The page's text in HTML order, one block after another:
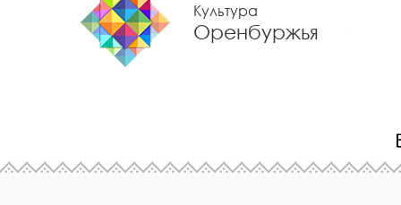
Культура
Оренбуржья